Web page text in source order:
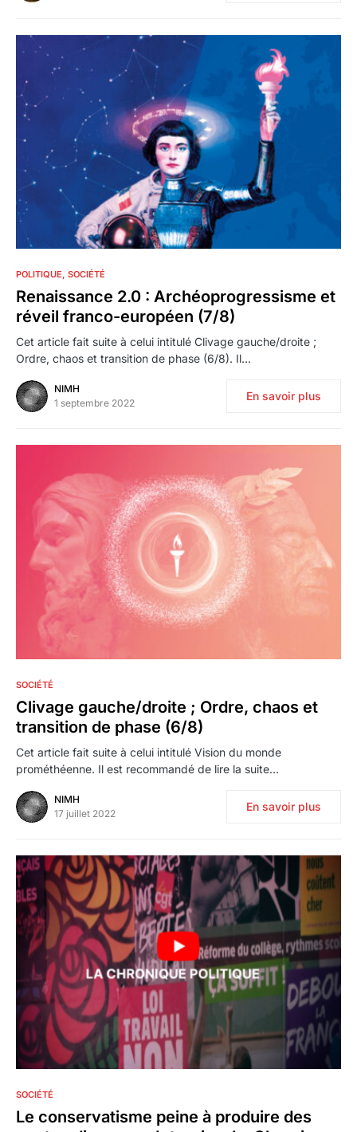
POLITIQUE SOCIÉTÉ
Renaissance 2.0 : Archéoprogressisme et
réveil franco-européen (7/8)
Cet article fait suite à celui intitulé Clivage gauche/droite ;
Ordre, chaos et transition de phase (6/8). Il…
NIMH
1 septembre 2022
En savoir plus
SOCIÉTÉ
Clivage gauche/droite ; Ordre, chaos et
transition de phase (6/8)
Cet article fait suite à celui intitulé Vision du monde
prométhéenne. Il est recommandé de lire la suite…
NIMH
17 juillet 2022
En savoir plus
SOCIÉTÉ
Le conservatisme peine à produire des